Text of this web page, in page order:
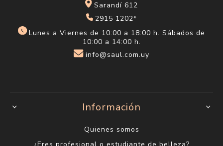
Sarandí 612
2915 1202*
Lunes a Viernes de 10:00 a 18:00 h. Sábados de
10:00 a 14:00 h.
info@saul.com.uy
Información
Quienes somos